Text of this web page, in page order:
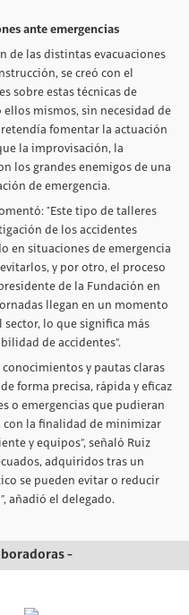
ante emergencias
de las distintas evacuaciones
se creó con el
sobre estas técnicas de
ellos mismos, sin necesidad de
fomentar la actuación
la improvisación, la
los grandes enemigos de una
de emergencia.
"Este tipo de talleres
de los accidentes
en situaciones de emergencia
y por otro, el proceso
de la Fundación en
llegan en un momento
lo que significa más
de accidentes”.
y pautas claras
forma precisa, rápida y eficaz
o emergencias que pudieran
con la finalidad de minimizar
y equipos”, señaló Ruiz
adquiridos tras un
se pueden evitar o reducir
añadió el delegado.
-